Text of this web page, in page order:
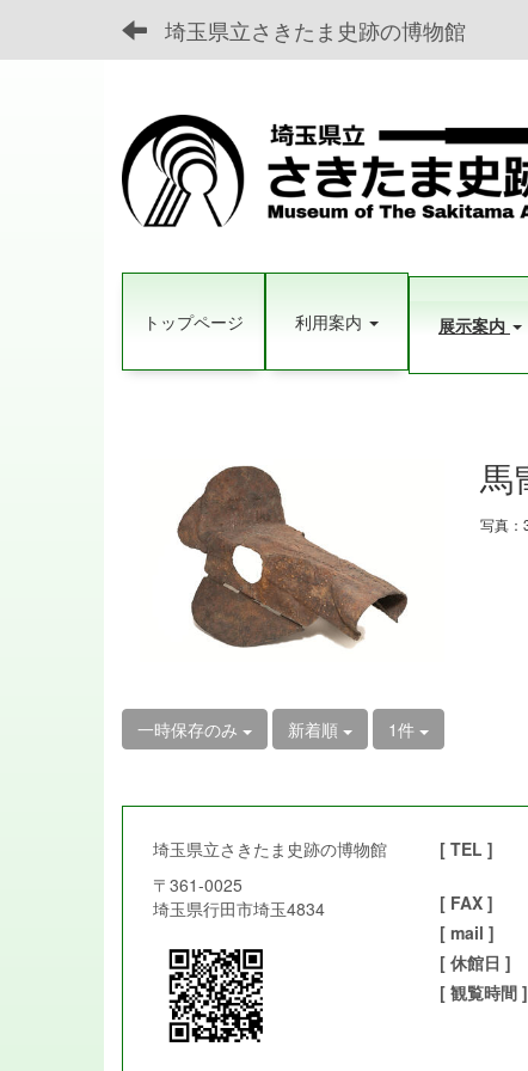
埼玉県立さきたま史跡の博物館
トップページ 利用案内 展示案内
馬
写真：
一時保存のみ 新着順 1件
埼玉県立さきたま史跡の博物館
〒361-0025
埼玉県行田市埼玉4834
[ TEL ]
[ FAX ]
[ mail ]
[ 休館日 ]
[ 観覧時間 ]